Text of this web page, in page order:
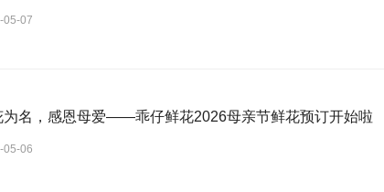
05-07
为名，感恩母爱——乖仔鲜花2026母亲节鲜花预订开始啦
05-06